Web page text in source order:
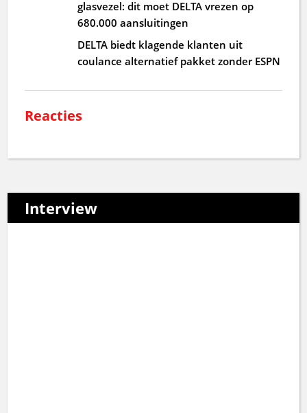
glasvezel: dit moet DELTA vrezen op
680.000 aansluitingen
DELTA biedt klagende klanten uit
coulance alternatief pakket zonder ESPN
Reacties
Interview